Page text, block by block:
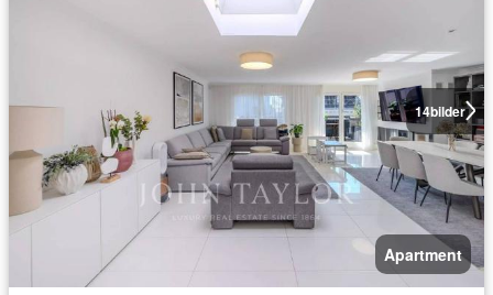
14bilder
Apartment